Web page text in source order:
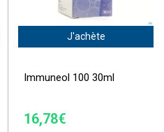
J'achète
Immuneol 100 30ml
16,78€